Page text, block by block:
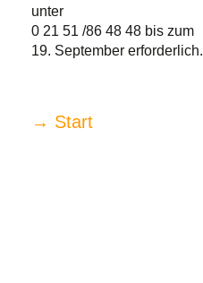
unter
0 21 51 /86 48 48 bis zum
19. September erforderlich.
→ Start